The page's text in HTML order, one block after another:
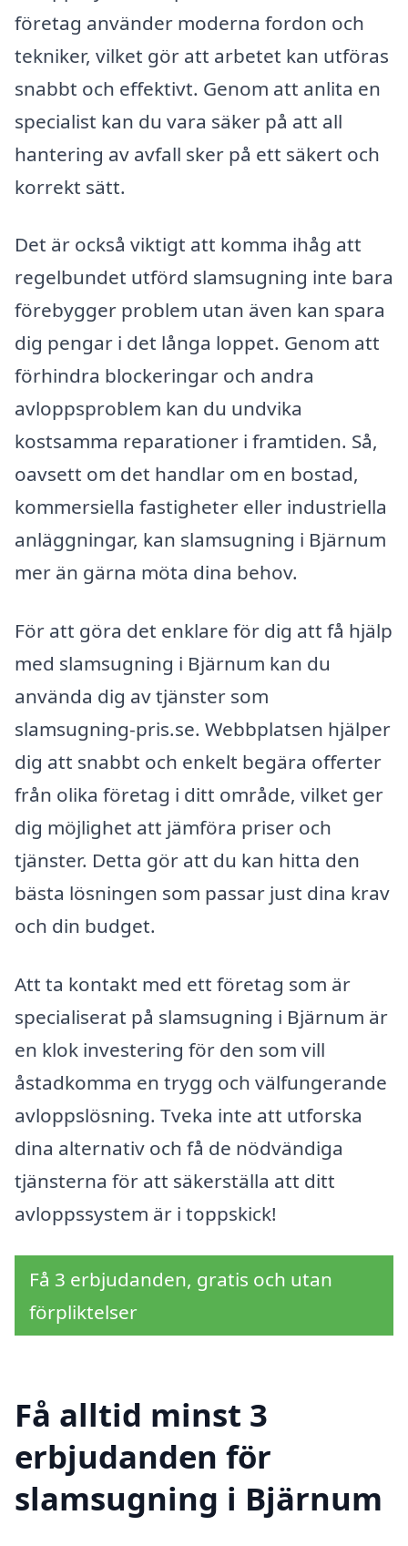
företag använder moderna fordon och
tekniker, vilket gör att arbetet kan utföras
snabbt och effektivt. Genom att anlita en
specialist kan du vara säker på att all
hantering av avfall sker på ett säkert och
korrekt sätt.
Det är också viktigt att komma ihåg att
regelbundet utförd slamsugning inte bara
förebygger problem utan även kan spara
dig pengar i det långa loppet. Genom att
förhindra blockeringar och andra
avloppsproblem kan du undvika
kostsamma reparationer i framtiden. Så,
oavsett om det handlar om en bostad,
kommersiella fastigheter eller industriella
anläggningar, kan slamsugning i Bjärnum
mer än gärna möta dina behov.
För att göra det enklare för dig att få hjälp
med slamsugning i Bjärnum kan du
använda dig av tjänster som
slamsugning-pris.se. Webbplatsen hjälper
dig att snabbt och enkelt begära offerter
från olika företag i ditt område, vilket ger
dig möjlighet att jämföra priser och
tjänster. Detta gör att du kan hitta den
bästa lösningen som passar just dina krav
och din budget.
Att ta kontakt med ett företag som är
specialiserat på slamsugning i Bjärnum är
en klok investering för den som vill
åstadkomma en trygg och välfungerande
avloppslösning. Tveka inte att utforska
dina alternativ och få de nödvändiga
tjänsterna för att säkerställa att ditt
avloppssystem är i toppskick!
Få 3 erbjudanden, gratis och utan
förpliktelser
Få alltid minst 3
erbjudanden för
slamsugning i Bjärnum